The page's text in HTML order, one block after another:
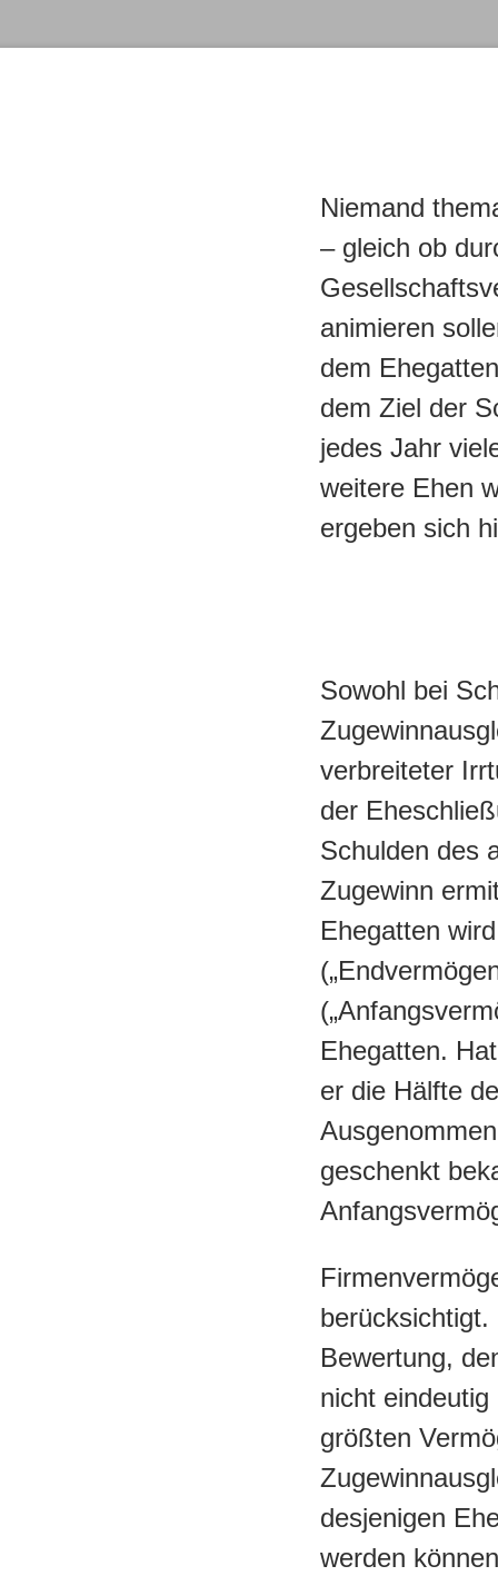
Niemand
– gleich ob
animieren
dem
dem Ziel der
jedes Jahr
weitere Ehen
ergeben sich
Sowohl bei
verbreiteter
der
Schulden des
Zugewinn
Ehegatten
Ehegatten.
er die Hälfte
geschenkt
Bewertung,
nicht
größten
desjenigen
werden